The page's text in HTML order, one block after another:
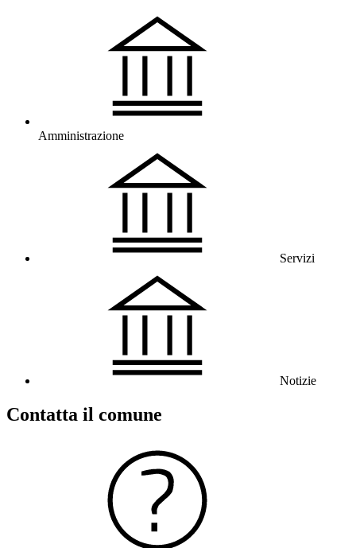
Amministrazione
Servizi
Notizie
Contatta il comune